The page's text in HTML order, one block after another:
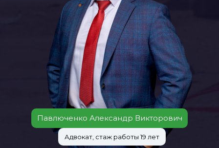
Павлюченко Александр Викторович
Адвокат, стаж работы 19 лет